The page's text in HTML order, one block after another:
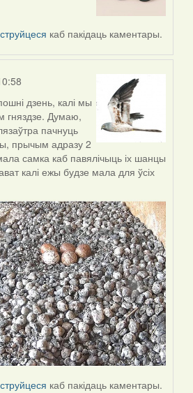
каб пакідаць каментары.
дзень, калі мы
гняздзе. Думаю,
пачнуць
прычым адразу 2
самка каб павялічыць іх шанцы
калі ежы будзе мала для ўсіх
каб пакідаць каментары.